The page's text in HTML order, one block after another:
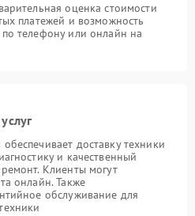
оценка стоимости
платежей и возможность
телефону или онлайн на
доставку техники
и качественный
Клиенты могут
онлайн. Также
обслуживание для